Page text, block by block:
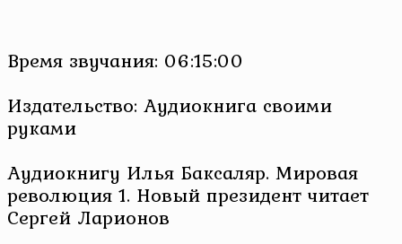
Время звучания: 06:15:00
Издательство: Аудиокнига своими
руками
Аудиокнигу Илья Баксаляр. Мировая
революция 1. Новый президент читает
Сергей Ларионов